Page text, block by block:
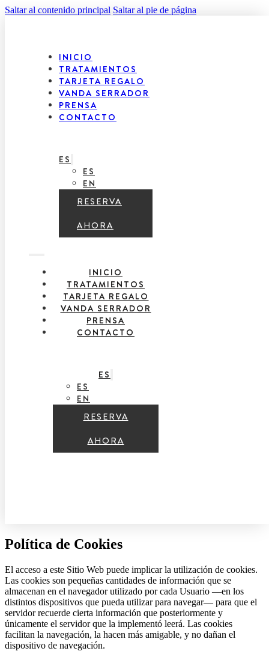
Saltar al contenido principal Saltar al pie de página
INICIO
TRATAMIENTOS
TARJETA REGALO
VANDA SERRADOR
PRENSA
CONTACTO
ES
ES
EN
RESERVA
AHORA
INICIO
TRATAMIENTOS
TARJETA REGALO
VANDA SERRADOR
PRENSA
CONTACTO
ES
ES
EN
RESERVA
AHORA
Política de Cookies
El acceso a este Sitio Web puede implicar la utilización de cookies.
Las cookies son pequeñas cantidades de información que se
almacenan en el navegador utilizado por cada Usuario —en los
distintos dispositivos que pueda utilizar para navegar— para que el
servidor recuerde cierta información que posteriormente y
únicamente el servidor que la implementó leerá. Las cookies
facilitan la navegación, la hacen más amigable, y no dañan el
dispositivo de navegación.